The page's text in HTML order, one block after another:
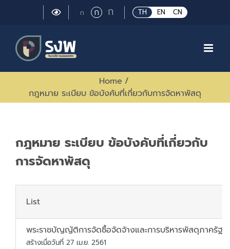
TH EN CN
กSmall
กRegular
font
ก Large
font
Home /
กฎหมาย ระเบียบ ข้อบังคับที่เกี่ยวกับการจัดหาพัสดุ
กฎหมาย ระเบียบ ข้อบังคับที่เกี่ยวกับ
การจัดหาพัสดุ
List
พระราชบัญญัติการจัดซื้อจัดจ้างและการบริหารพัสดุภาครัฐ
สร้างเมื่อวันที่ 27 เม.ย. 2561